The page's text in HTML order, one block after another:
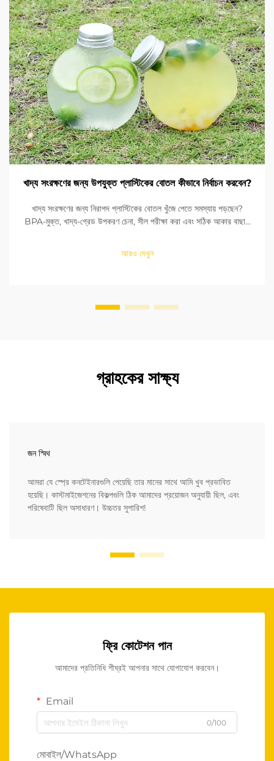
খাদ্য সংরক্ষণের জন্য উপযুক্ত প্লাস্টিকের বোতল কীভাবে নির্বাচন করবেন?
খাদ্য সংরক্ষণের জন্য নিরাপদ প্লাস্টিকের বোতল খুঁজে পেতে সমস্যায় পড়ছেন?
BPA-মুক্ত, খাদ্য-গ্রেড উপকরণ চেনা, সীল পরীক্ষা করা এবং সঠিক আকার বাছাই
আরও দেখুন
গ্রাহকের সাক্ষ্য
জন স্মিথ
আমরা যে স্প্রে কনটেইনারগুলি পেয়েছি তার মানের সাথে আমি খুব প্রভাবিত
হয়েছি। কাস্টমাইজেশনের বিকল্পগুলি ঠিক আমাদের প্রয়োজন অনুযায়ী ছিল, এবং
পরিষেবাটি ছিল অসাধারণ। উচ্চতর সুপারিশ!
ফ্রি কোটেশন পান
আমাদের প্রতিনিধি শীঘ্রই আপনার সাথে যোগাযোগ করবেন।
Email
0/100
মোবাইল/WhatsApp